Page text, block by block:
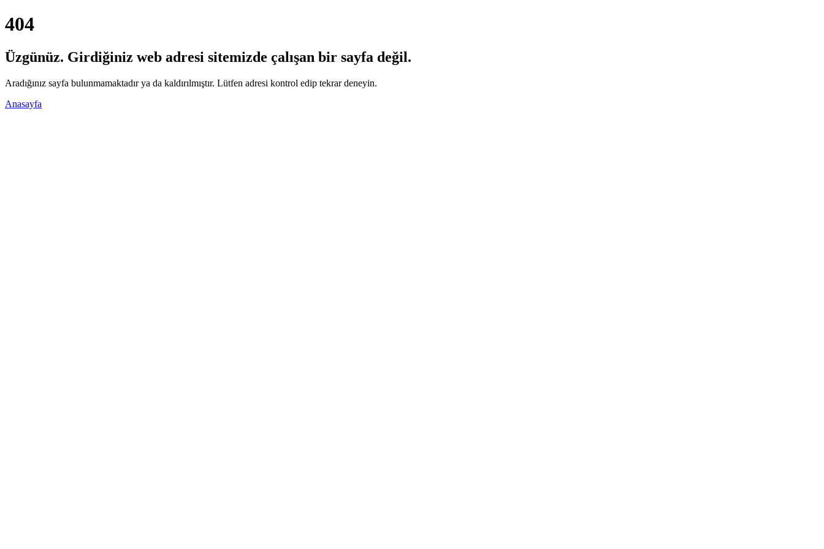
404
Üzgünüz. Girdiğiniz web adresi sitemizde çalışan bir sayfa değil.
Aradığınız sayfa bulunmamaktadır ya da kaldırılmıştır. Lütfen adresi kontrol edip tekrar deneyin.
Anasayfa